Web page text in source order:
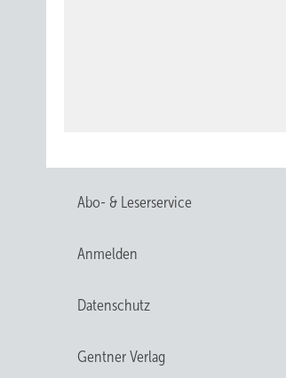
Abo- & Leserservice
Anmelden
Datenschutz
Gentner Verlag